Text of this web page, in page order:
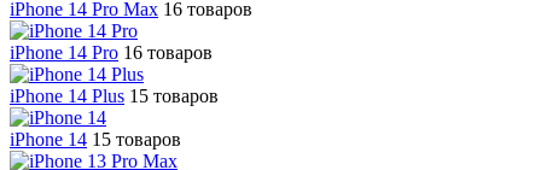
iPhone 14 Pro Max 16 товаров
iPhone 14 Pro 16 товаров
iPhone 14 Plus 15 товаров
iPhone 14 15 товаров